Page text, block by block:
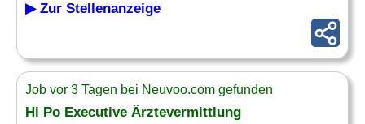
▶ Zur Stellenanzeige
Job vor 3 Tagen bei Neuvoo.com gefunden
Hi Po Executive Ärztevermittlung